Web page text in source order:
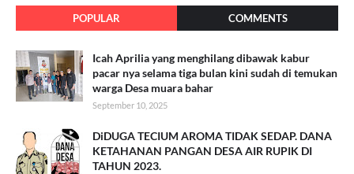
POPULAR COMMENTS
Icah Aprilia yang menghilang dibawak kabur
pacar nya selama tiga bulan kini sudah di temukan
warga Desa muara bahar
September 10, 2025
DiDUGA TECIUM AROMA TIDAK SEDAP. DANA
KETAHANAN PANGAN DESA AIR RUPIK DI
TAHUN 2023.